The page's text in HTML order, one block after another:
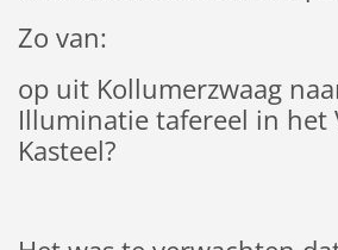
Zo van:
op uit Kollumerzwaag
Illuminatie tafereel in het
Kasteel?